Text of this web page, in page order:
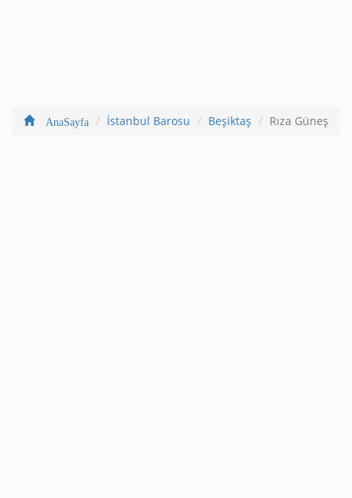
AnaSayfa İstanbul Barosu Beşiktaş Rıza Güneş